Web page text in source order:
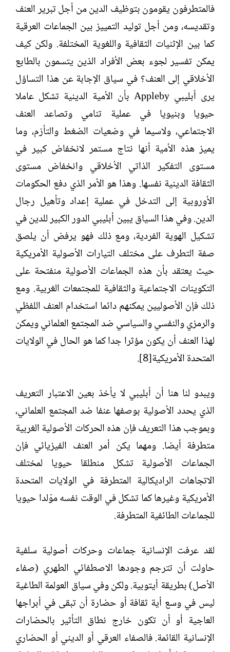
فالمتطرفون يقومون بتوظيف الدين من أجل تبرير العنف
وتقديسه، ومن أجل توليد التمييز بين الجماعات العرقية
كما بين الإثنيات الثقافية واللغوية المختلفة. ولكن كيف
يمكن تفسير لجوء بعض الأفراد الذين يتسمون بالطابع
الأخلاقي إلى العنف؟ في سياق الإجابة عن هذا التساؤل
يرى أبليبي Appleby بأن الأمية الدينية تشكل عاملا
حيويا وبنيويا في عملية تنامي وتصاعد العنف
الاجتماعي، ولاسيما في وضعيات الضغط والتأزم، وما
يميز هذه الأمية أنها نتاج مستمر لانخفاض كبير في
مستوى التفكير الذاتي الأخلاقي وانخفاض مستوى
الثقافة الدينية نفسها. وهذا هو الأمر الذي دفع الحكومات
الأوروبية إلى التدخل في عملية إعداد وتأهيل رجال
الدين. وفي هذا السياق يبين أبليبي الدور الكبير للدين في
تشكيل الهوية الفردية، ومع ذلك فهو يرفض أن يلصق
صفة التطرف على مختلف التيارات الأصولية الأمريكية
حيث يعتقد بأن هذه الجماعات الأصولية منفتحة على
التكوينات الاجتماعية والثقافية للمجتمعات الغربية. ومع
ذلك فإن الأصوليين يمكنهم دائما استخدام العنف اللفظي
والرمزي والنفسي والسياسي ضد المجتمع العلماني ويمكن
لهذا العنف أن يكون مؤثرا جدا كما هو الحال في الولايات
المتحدة الأمريكية[8].
ويبدو لنا هنا أن أبليبي لا يأخذ بعين الاعتبار التعريف
الذي يحدد الأصولية بوصفها عنفا ضد المجتمع العلماني،
وبموجب هذا التعريف فإن هذه الحركات الأصولية الغربية
متطرفة أيضا. ومهما يكن أمر العنف الفيزيائي فإن
الجماعات الأصولية تشكل منطلقا حيويا لمختلف
الاتجاهات الراديكالية المتطرفة في الولايات المتحدة
الأمريكية وغيرها كما تشكل في الوقت نفسه موّلدا حيويا
للجماعات الطائفية المتطرفة.
لقد عرفت الإنسانية جماعات وحركات أصولية سلفية
حاولت أن تترجم وجودها الاصطفائي الطهري (صفاء
الأصل) بطريقة أيتوبية. ولكن وفي سياق العولمة الطاغية
ليس في وسع أية ثقافة أو حضارة أن تبقى في أبراجها
العاجية أو أن تكون خارج نطاق التأثير بالحضارات
الإنسانية القائمة. فالصفاء العرقي أو الديني أو الحضاري